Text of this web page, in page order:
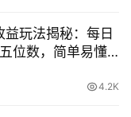
玩法揭秘：每日
位数，简单易懂
4.2K